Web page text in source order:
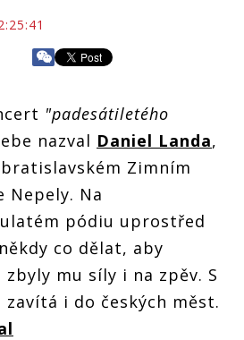
"padesátiletého
nazval Daniel Landa,
Zimním
Nepely. Na
pódiu uprostřed
co dělat, aby
mu síly i na zpěv. S
i do českých měst.